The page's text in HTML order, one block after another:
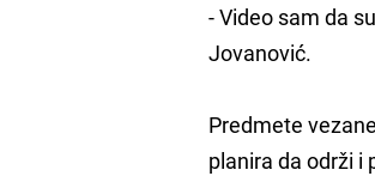
- Video sam da
Jovanović.
Predmete
planira da održi i